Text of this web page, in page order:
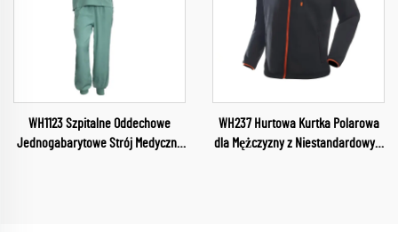
WH1123 Szpitalne Oddechowe
Jednogabarytowe Strój Medyczny
WH237 Hurtowa Kurtka Polarowa
dla Mężczyzny z Niestandardowym